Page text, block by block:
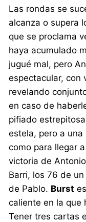
Las rondas se
alcanza o supera
que se proclama
haya acumulado
jugué mal, pero
espectacular, con
revelando
en caso de
pifiado
estela, pero a
como para llegar
victoria de
Barri, los 76 de
de Pablo. Burst
caliente en la que
Tener tres cartas